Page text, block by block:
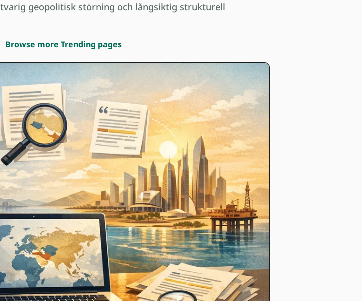
geopolitisk störning och långsiktig strukturell
Browse more Trending pages